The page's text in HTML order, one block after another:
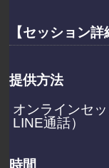
【セッション詳
提供方法
オンラインセ
LINE通話）
時間